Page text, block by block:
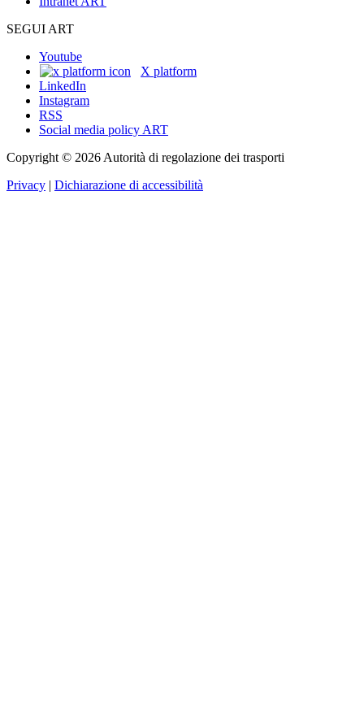
SEGUI ART
Youtube
X platform
LinkedIn
Instagram
RSS
Social media policy ART
Copyright © 2026 Autorità di regolazione dei trasporti
Privacy | Dichiarazione di accessibilità